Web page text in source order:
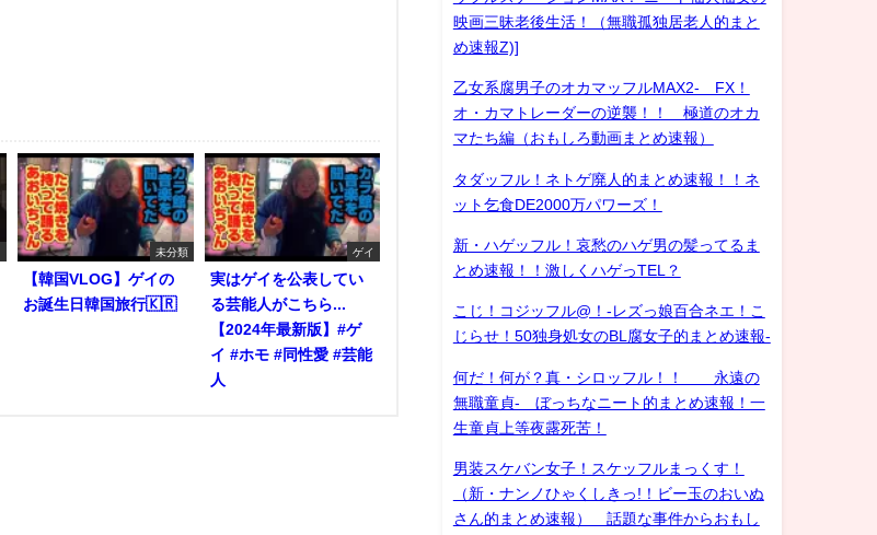
未分類
【韓国VLOG】ゲイの
お誕生日韓国旅行🇰🇷
ゲイ
実はゲイを公表してい
る芸能人がこちら...
【2024年最新版】#ゲ
イ #ホモ #同性愛 #芸能
人
映画三昧老後生活！（無職孤独居老人的まと
め速報Z)]
乙女系腐男子のオカマッフルMAX2- FX！
オ・カマトレーダーの逆襲！！ 極道のオカ
マたち編（おもしろ動画まとめ速報）
タダッフル！ネトゲ廃人的まとめ速報！！ネ
ット乞食DE2000万パワーズ！
新・ハゲッフル！哀愁のハゲ男の髪ってるま
とめ速報！！激しくハゲっTEL？
こじ！コジッフル@！-レズっ娘百合ネエ！こ
じらせ！50独身処女のBL腐女子的まとめ速報-
何だ！何が？真・シロッフル！！ 永遠の
無職童貞- ぼっちなニート的まとめ速報！一
生童貞上等夜露死苦！
男装スケバン女子！スケッフルまっくす！
（新・ナンノひゃくしきっ!！ビー玉のおいぬ
さん的まとめ速報） 話題な事件からおもし